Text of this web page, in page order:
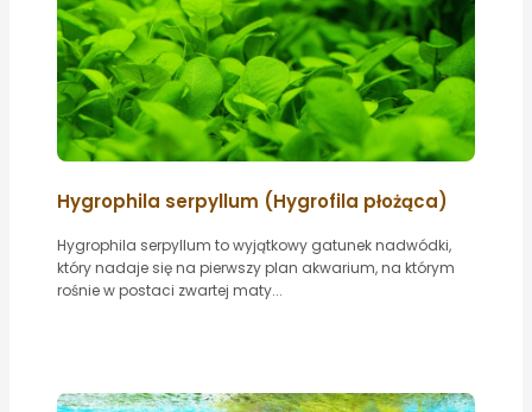
Hygrophila serpyllum (Hygrofila płożąca)
Hygrophila serpyllum to wyjątkowy gatunek nadwódki,
który nadaje się na pierwszy plan akwarium, na którym
rośnie w postaci zwartej maty...